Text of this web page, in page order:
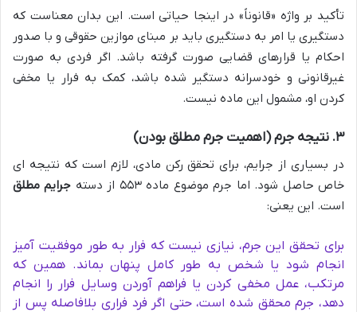
تأکید بر واژه «قانوناً» در اینجا حیاتی است. این بدان معناست که
دستگیری یا امر به دستگیری باید بر مبنای موازین حقوقی و با صدور
احکام یا قرارهای قضایی صورت گرفته باشد. اگر فردی به صورت
غیرقانونی و خودسرانه دستگیر شده باشد، کمک به فرار یا مخفی
کردن او، مشمول این ماده نیست.
۳. نتیجه جرم (اهمیت جرم مطلق بودن)
در بسیاری از جرایم، برای تحقق رکن مادی، لازم است که نتیجه ای
خاص حاصل شود. اما جرم موضوع ماده ۵۵۳ از دسته
جرایم مطلق
است. این یعنی:
برای تحقق این جرم، نیازی نیست که فرار به طور موفقیت آمیز
انجام شود یا شخص به طور کامل پنهان بماند. همین که
مرتکب، عمل مخفی کردن یا فراهم آوردن وسایل فرار را انجام
دهد، جرم محقق شده است، حتی اگر فرد فراری بلافاصله پس از